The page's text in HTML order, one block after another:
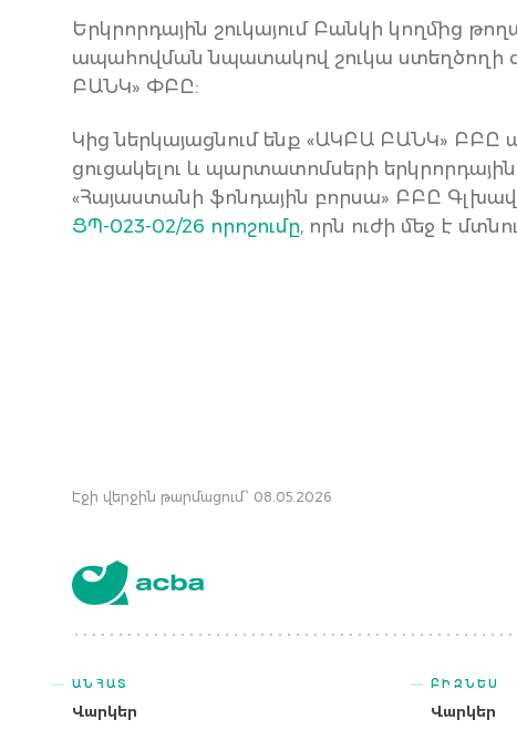
Երկրորդային շուկայում Բանկի կողմից
ապահովման նպատակով շուկա ստեղծողի
ԲԱՆԿ» ՓԲԸ:
Կից ներկայացնում ենք «ԱԿԲԱ ԲԱՆԿ»
ցուցակելու և պարտատոմսերի երկրորդային
«Հայաստանի ֆոնդային բորսա» ԲԲԸ
ՑՊ-023-02/26 որոշումը, որն ուժի մեջ է
Էջի վերջին թարմացում՝ 08.05.2026
ԱՆՀԱՏ
Վարկեր
ԲԻԶՆԵՍ
Վարկեր